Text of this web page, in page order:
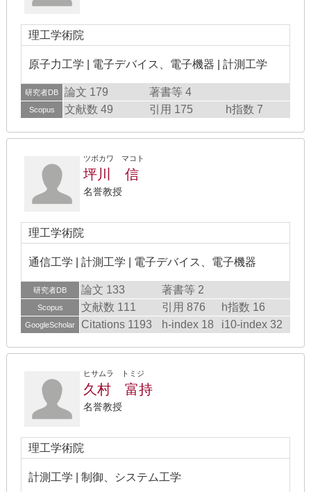
理工学術院
原子力工学 | 電子デバイス、電子機器 | 計測工学
研究者DB 論文 179 著書等 4
Scopus 文献数 49 引用 175 h指数 7
ツボカワ マコト
坪川 信
名誉教授
理工学術院
通信工学 | 計測工学 | 電子デバイス、電子機器
研究者DB 論文 133 著書等 2
Scopus 文献数 111 引用 876 h指数 16
GoogleScholar Citations 1193 h-index 18 i10-index 32
ヒサムラ トミジ
久村 富持
名誉教授
理工学術院
計測工学 | 制御、システム工学